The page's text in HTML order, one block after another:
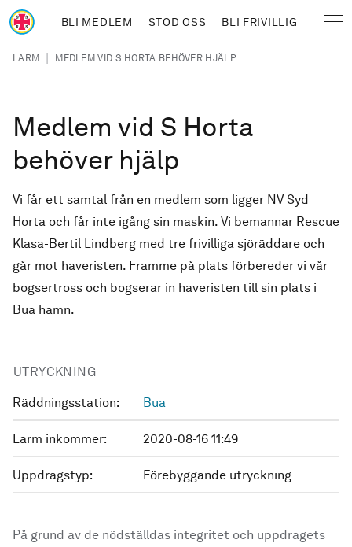
Hoppa till huvudinnehåll
BLI MEDLEM STÖD OSS BLI FRIVILLIG
Länkstig
LARM | MEDLEM VID S HORTA BEHÖVER HJÄLP
Medlem vid S Horta
behöver hjälp
Vi får ett samtal från en medlem som ligger NV Syd
Horta och får inte igång sin maskin. Vi bemannar Rescue
Klasa-Bertil Lindberg med tre frivilliga sjöräddare och
går mot haveristen. Framme på plats förbereder vi vår
bogsertross och bogserar in haveristen till sin plats i
Bua hamn.
UTRYCKNING
Räddningsstation: Bua
Larm inkommer: 2020-08-16 11:49
Uppdragstyp: Förebyggande utryckning
På grund av de nödställdas integritet och uppdragets